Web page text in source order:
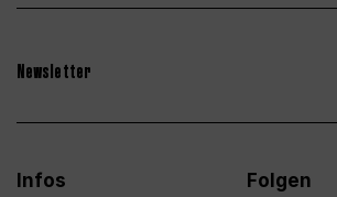
Newsletter
Infos
Folgen